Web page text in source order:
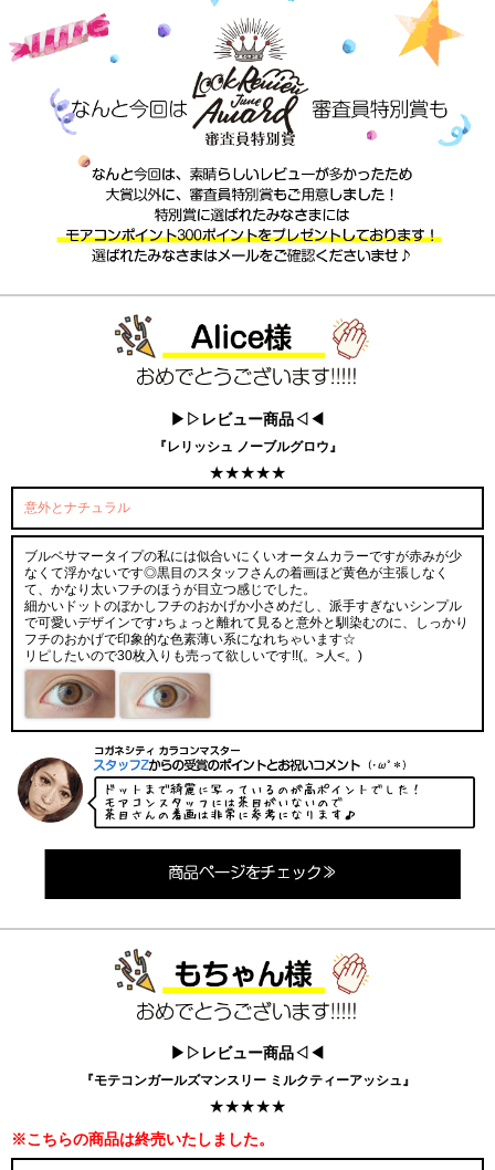
▶▷レビュー商品◁◀
『レリッシュ ノーブルグロウ』
★★★★★
意外とナチュラル
ブルベサマータイプの私には似合いにくいオータムカラーですが赤みが少
なくて浮かないです◎黒目のスタッフさんの着画ほど黄色が主張しなく
て、かなり太いフチのほうが目立つ感じでした。
細かいドットのぼかしフチのおかげか小さめだし、派手すぎないシンプル
で可愛いデザインです♪ちょっと離れて見ると意外と馴染むのに、しっかり
フチのおかげで印象的な色素薄い系になれちゃいます☆
リピしたいので30枚入りも売って欲しいです!!(。>人<。)
▶▷レビュー商品◁◀
『モテコンガールズマンスリー ミルクティーアッシュ』
★★★★★
※こちらの商品は終売いたしました。